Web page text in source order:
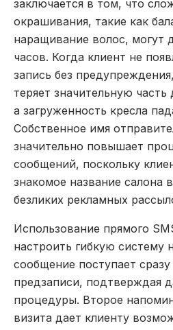
заключается в том, что
окрашивания, такие как
наращивание волос, могут
часов. Когда клиент не
запись без
теряет значительную часть
а загруженность кресла
Собственное имя
значительно повышает
сообщений, поскольку
знакомое название салона
безликих рекламных
Использование прямого
настроить гибкую систему
сообщение поступает
предзаписи, подтверждая
процедуры. Второе
визита дает клиенту